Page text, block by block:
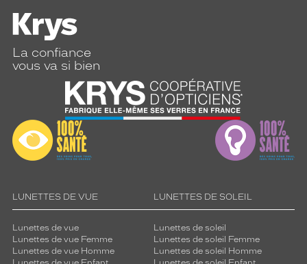
La confiance
vous va si bien
LUNETTES DE VUE
Lunettes de vue
Lunettes de vue Femme
Lunettes de vue Homme
LUNETTES DE SOLEIL
Lunettes de soleil
Lunettes de soleil Femme
Lunettes de soleil Homme